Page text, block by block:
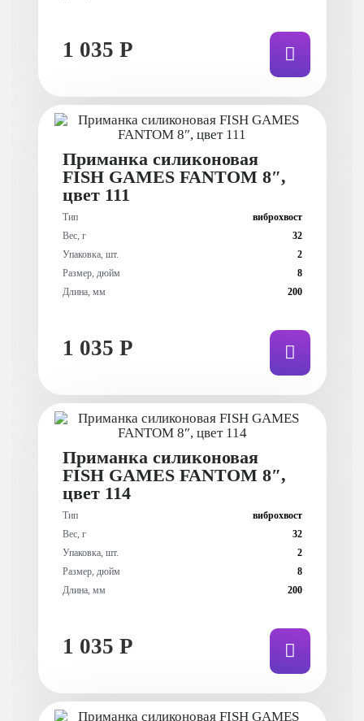
1 035 Р
Приманка силиконовая
FISH GAMES FANTOM 8″,
цвет 111
Тип
виброхвост
Вес, г
32
Упаковка, шт.
2
Размер, дюйм
8
Длина, мм
200
1 035 Р
Приманка силиконовая
FISH GAMES FANTOM 8″,
цвет 114
Тип
виброхвост
Вес, г
32
Упаковка, шт.
2
Размер, дюйм
8
Длина, мм
200
1 035 Р